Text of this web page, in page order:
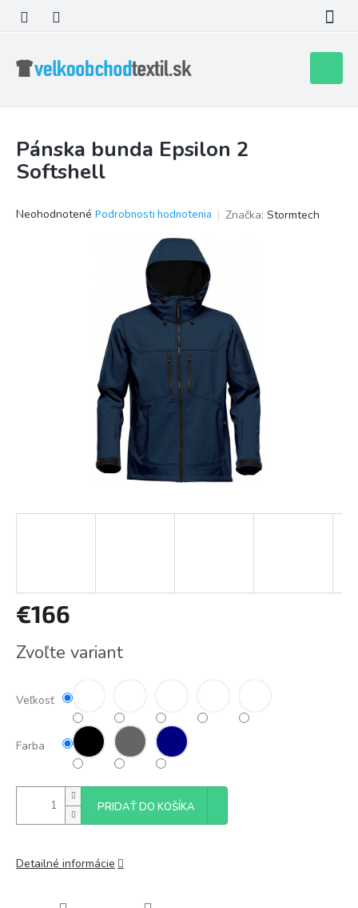
obsah
košík
Pánska bunda Epsilon 2
Softshell
Priemerné
Neohodnotené Podrobnosti hodnotenia Značka: Stormtech
€166
cena:
Zvoľte variant
Veľkosť
Farba
PRIDAŤ DO KOŠÍKA
Detailné informácie